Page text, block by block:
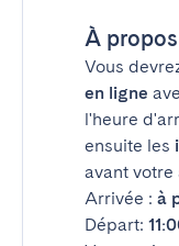
À
Vous
en ligne
l'heure
ensuite les
avant votre
Arrivée : à
Départ: